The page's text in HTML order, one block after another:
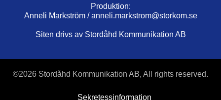
Produktion:
Anneli Markström /anneli.markstrom@storkom.se
Siten drivs av Stordåhd Kommunikation AB
©2026 Stordåhd Kommunikation AB, All rights reserved.
Sekretessinformation